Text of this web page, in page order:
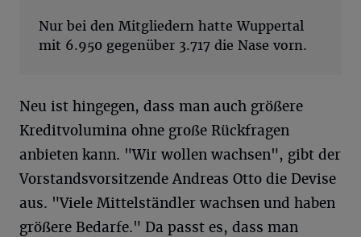
Nur bei den Mitgliedern hatte Wuppertal
mit 6.950 gegenüber 3.717 die Nase vorn.
Neu ist hingegen, dass man auch größere
Kreditvolumina ohne große Rückfragen
anbieten kann. "Wir wollen wachsen", gibt der
Vorstandsvorsitzende Andreas Otto die Devise
aus. "Viele Mittelständler wachsen und haben
größere Bedarfe." Da passt es, dass man